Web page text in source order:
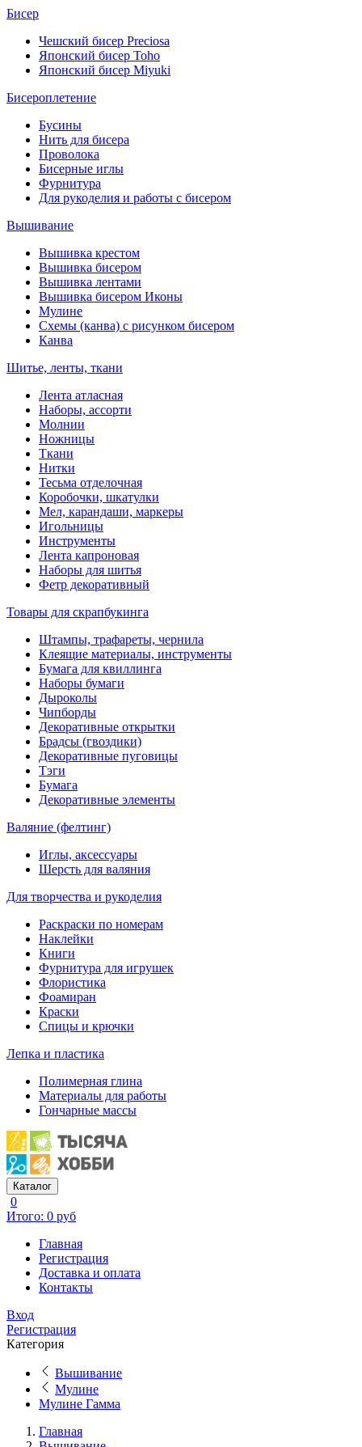
Бисер
Чешский бисер Preciosa
Японский бисер Toho
Японский бисер Miyuki
Бисероплетение
Бусины
Нить для бисера
Проволока
Бисерные иглы
Фурнитура
Для рукоделия и работы с бисером
Вышивание
Вышивка крестом
Вышивка бисером
Вышивка лентами
Вышивка бисером Иконы
Мулине
Схемы (канва) с рисунком бисером
Канва
Шитье, ленты, ткани
Лента атласная
Наборы, ассорти
Молнии
Ножницы
Ткани
Нитки
Тесьма отделочная
Коробочки, шкатулки
Мел, карандаши, маркеры
Игольницы
Инструменты
Лента капроновая
Наборы для шитья
Фетр декоративный
Товары для скрапбукинга
Штампы, трафареты, чернила
Клеящие материалы, инструменты
Бумага для квиллинга
Наборы бумаги
Дыроколы
Чипборды
Декоративные открытки
Брадсы (гвоздики)
Декоративные пуговицы
Тэги
Бумага
Декоративные элементы
Валяние (фелтинг)
Иглы, аксессуары
Шерсть для валяния
Для творчества и рукоделия
Раскраски по номерам
Наклейки
Книги
Фурнитура для игрушек
Флористика
Фоамиран
Краски
Спицы и крючки
Лепка и пластика
Полимерная глина
Материалы для работы
Гончарные массы
Каталог
0
Итого: 0 руб
Главная
Регистрация
Доставка и оплата
Контакты
Вход
Регистрация
Категория
Вышивание
Мулине
Мулине Гамма
Главная